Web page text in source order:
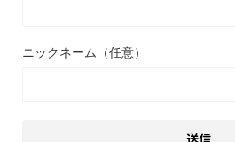
ニックネーム（任意）